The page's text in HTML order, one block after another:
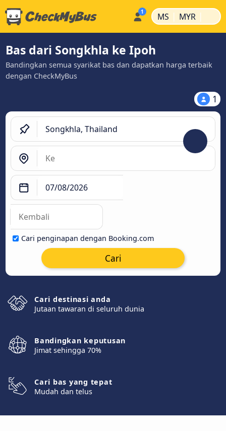
MS | MYR |
Bas dari Songkhla ke Ipoh
Bandingkan semua syarikat bas dan dapatkan harga terbaik
dengan CheckMyBus
1
Cari penginapan dengan Booking.com
Cari
Cari destinasi anda
Jutaan tawaran di seluruh dunia
Bandingkan keputusan
Jimat sehingga 70%
Cari bas yang tepat
Mudah dan telus